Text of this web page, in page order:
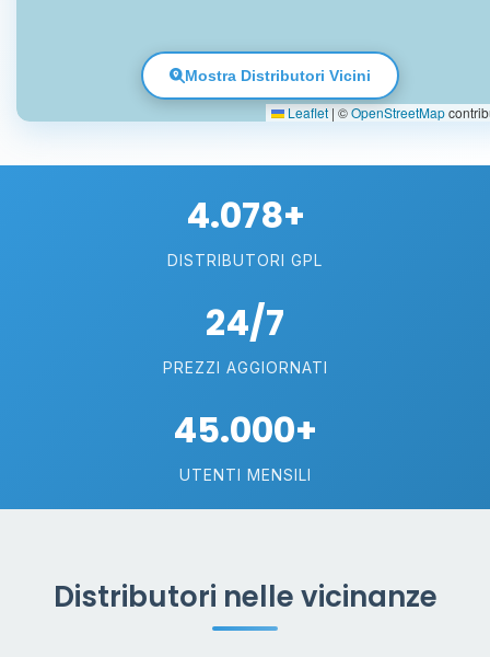
Leaflet | ©OpenStreetMap
Mostra Distributori Vicini
4.078+
DISTRIBUTORI GPL
24/7
PREZZI AGGIORNATI
45.000+
UTENTI MENSILI
Distributori nelle vicinanze